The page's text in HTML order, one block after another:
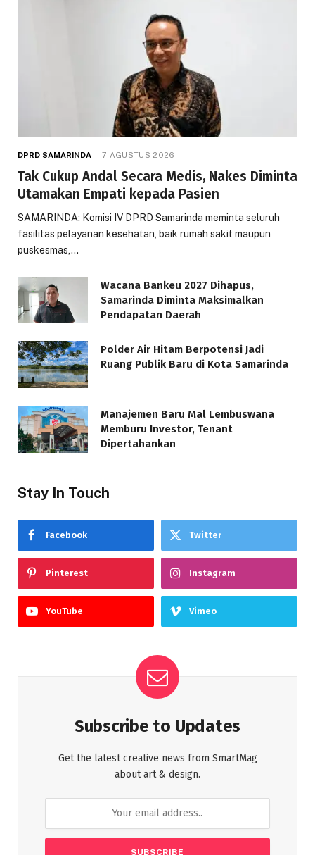
DPRD SAMARINDA 7 AGUSTUS 2026
Tak Cukup Andal Secara Medis, Nakes Diminta
Utamakan Empati kepada Pasien
SAMARINDA: Komisi IV DPRD Samarinda meminta seluruh
fasilitas pelayanan kesehatan, baik rumah sakit maupun
puskesmas,…
Wacana Bankeu 2027 Dihapus,
Samarinda Diminta Maksimalkan
Pendapatan Daerah
Polder Air Hitam Berpotensi Jadi
Ruang Publik Baru di Kota Samarinda
Manajemen Baru Mal Lembuswana
Memburu Investor, Tenant
Dipertahankan
Stay In Touch
Facebook Twitter
Pinterest Instagram
YouTube Vimeo
Subscribe to Updates
Get the latest creative news from SmartMag
about art & design.